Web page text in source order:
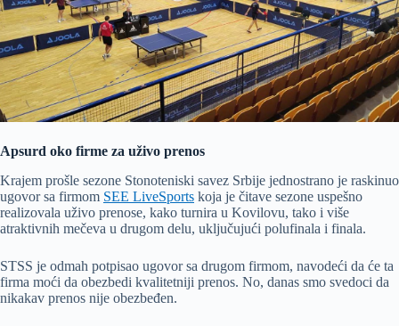
Apsurd oko firme za uživo prenos
Krajem prošle sezone Stonoteniski savez Srbije jednostrano je raskinuo
ugovor sa firmom SEE LiveSports koja je čitave sezone uspešno
realizovala uživo prenose, kako turnira u Kovilovu, tako i više
atraktivnih mečeva u drugom delu, uključujući polufinala i finala.
STSS je odmah potpisao ugovor sa drugom firmom, navodeći da će ta
firma moći da obezbedi kvalitetniji prenos. No, danas smo svedoci da
nikakav prenos nije obezbeđen.